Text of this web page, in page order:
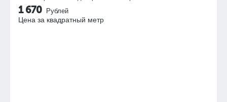
1 670 Рублей
Цена за квадратный метр